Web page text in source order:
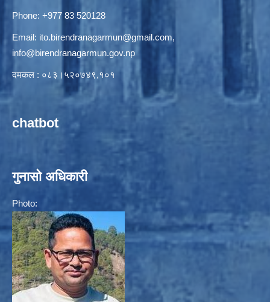
Phone: +977 83 520128
Email: ito.birendranagarmun@gmail.com,
info@birendranagarmun.gov.np
दमकल : ०८३।५२०७४९,१०१
chatbot
गुनासो अधिकारी
Photo: